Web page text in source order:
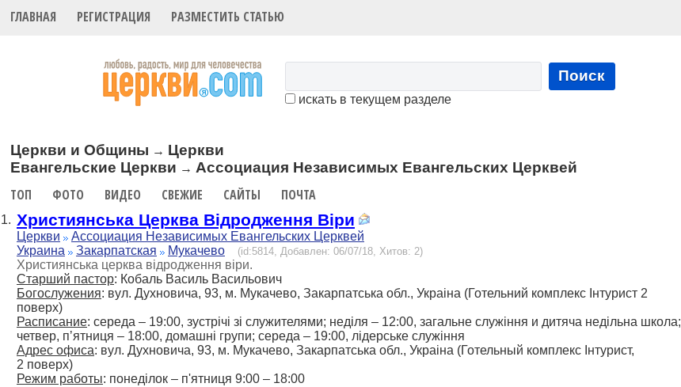
ГЛАВНАЯ РЕГИСТРАЦИЯ РАЗМЕСТИТЬ СТАТЬЮ
Поиск
искать в текущем разделе
Церкви и Общины → Церкви
Евангельские Церкви → Ассоциация Независимых Евангельских Церквей
ТОП ФОТО ВИДЕО СВЕЖИЕ САЙТЫ ПОЧТА
1. Християнська Церква Відродження Віри
Церкви
Ассоциация Независимых Евангельских Церквей
Украина
Закарпатская Мукачево (id:5814, Добавлен: 06/07/18, Хитов: 2)
Християнська церква відродження віри.
Старший пастор: Кобаль Василь Васильович
Богослужения: вул. Духновича, 93, м. Мукачево, Закарпатська обл., Украіна (Готельний комплекс Інтурист 2
поверх)
Расписание: середа – 19:00, зустрічі зі служителями; неділя – 12:00, загальне служіння и дитяча недільна школа;
четвер, пʼятниця – 18:00, домашні групи; середа – 19:00, лідерське служіння
Адрес офиса: вул. Духновича, 93, м. Мукачево, Закарпатська обл., Украіна (Готельный комплекс Інтурист,
2 поверх)
Режим работы: понеділок – п'ятниця 9:00 – 18:00